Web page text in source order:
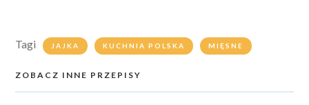
Tagi JAJKA KUCHNIA POLSKA MIĘSNE
ZOBACZ INNE PRZEPISY